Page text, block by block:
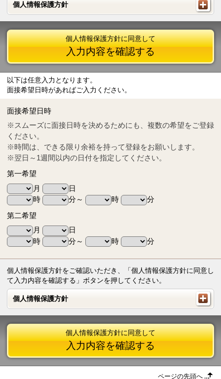
個人情報保護方針
個人情報保護方針
Tel
0570-55-0314
個人情報保護方針に同意して
入力内容を確認する
以下は任意入力となります。
面接希望日時があればご入力ください。
面接希望日時
※スムーズに面接日時を決めるためにも、複数の希望をご登録
ください。
※時間は、できる限り余裕を持って登録をお願いします。
※翌日～1週間以内の日付を指定してください。
第一希望
月
日
時
分～ 時
分
第二希望
月
日
時
分～ 時 分
個人情報保護方針をご確認いただき、「個人情報保護方針に同意し
て入力内容を確認する」ボタンを押してください。
個人情報保護方針
個人情報保護方針
個人情報保護方針に同意して
入力内容を確認する
ページの先頭へ